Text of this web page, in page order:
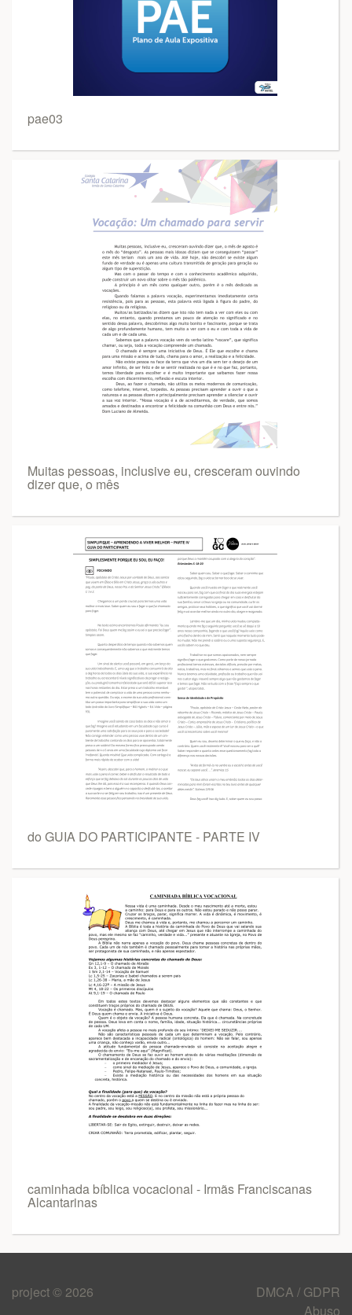
pae03
Muitas pessoas, inclusive eu, cresceram ouvindo
dizer que, o mês
do GUIA DO PARTICIPANTE - PARTE IV
caminhada bíblica vocacional - Irmãs Franciscanas
Alcantarinas
project © 2026
DMCA / GDPR
Abuso